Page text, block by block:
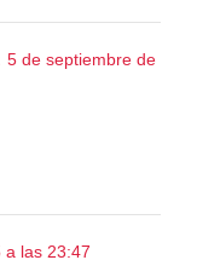
5 de septiembre de
a las 23:47